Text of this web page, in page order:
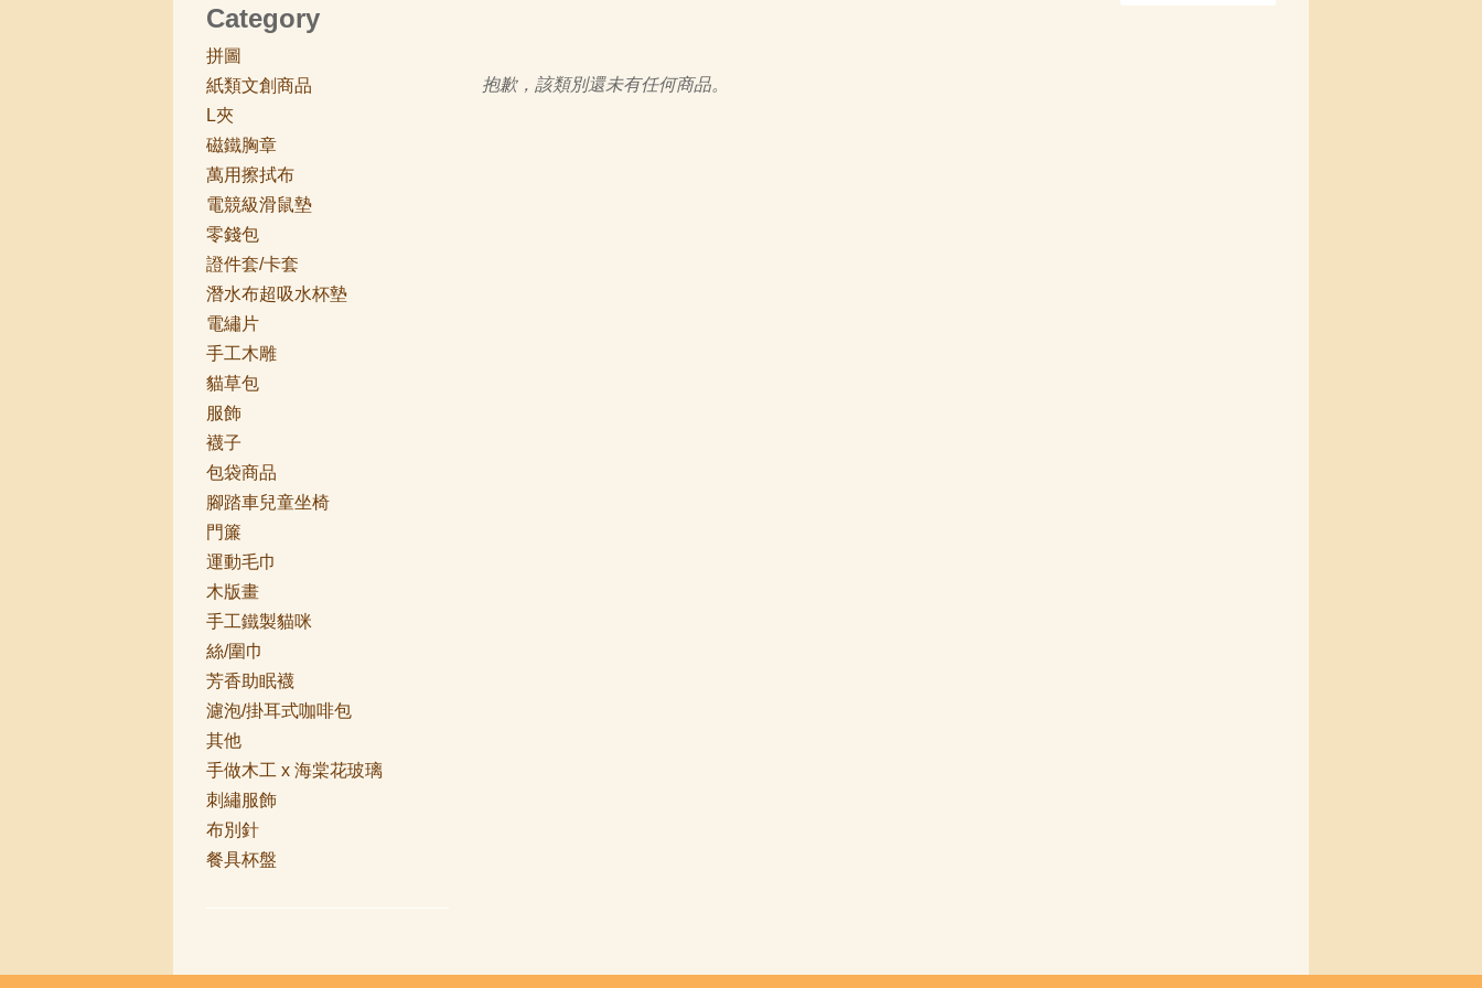
Category
拼圖
紙類文創商品
L夾
磁鐵胸章
萬用擦拭布
電競級滑鼠墊
零錢包
證件套/卡套
潛水布超吸水杯墊
電繡片
手工木雕
貓草包
服飾
襪子
包袋商品
腳踏車兒童坐椅
門簾
運動毛巾
木版畫
手工鐵製貓咪
絲/圍巾
芳香助眠襪
濾泡/掛耳式咖啡包
其他
手做木工 x 海棠花玻璃
刺繡服飾
布別針
餐具杯盤
抱歉，該類別還未有任何商品。